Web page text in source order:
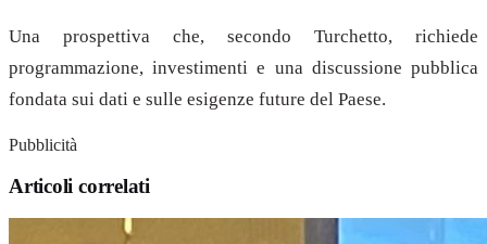
Una prospettiva che, secondo Turchetto, richiede
programmazione, investimenti e una discussione pubblica
fondata sui dati e sulle esigenze future del Paese.
Pubblicità
Articoli correlati